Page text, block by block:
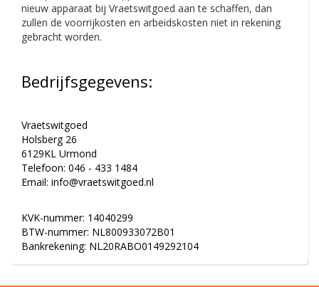
nieuw apparaat bij Vraetswitgoed aan te schaffen, dan
zullen de voorrijkosten en arbeidskosten niet in rekening
gebracht worden.
Bedrijfsgegevens:
Vraetswitgoed
Holsberg 26
6129KL Urmond
Telefoon: 046 - 433 1484
Email: info@vraetswitgoed.nl
KVK-nummer: 14040299
BTW-nummer: NL800933072B01
Bankrekening: NL20RABO0149292104